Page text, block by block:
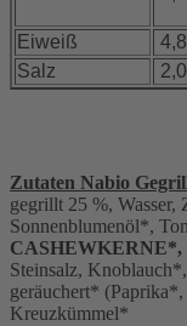
Eiweiß
Salz
Zutaten Nabio
gegrillt 25 %,
Sonnenblumenöl*,
Steinsalz,
geräuchert*
Kreuzkümmel*